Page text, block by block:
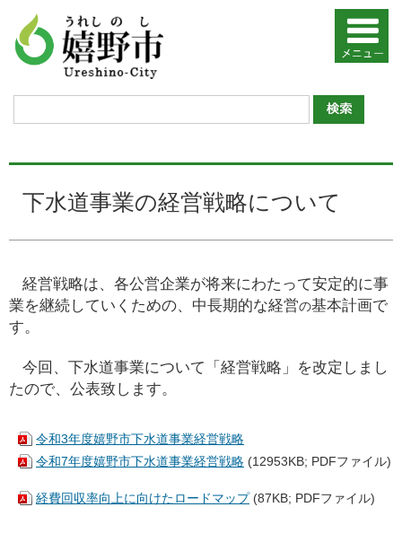
下水道事業の経営戦略について
経営戦略は、各公営企業が将来にわたって安定的に事
業を継続していくための、 中長期的な経営の基本計画で
す。
今回、下水道事業について「経営戦略」を改定し ま し
たので、公表致します。
令和3年度嬉野市下水道事業経営戦略
令和7年度嬉野市下水道事業経営戦略 (12953KB; PDFファイル)
経費回収率向上に向けたロードマップ(87KB; PDFファイル)